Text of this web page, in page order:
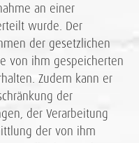
an einer
wurde. Der
der gesetzlichen
von ihm gespeicherten
Zudem kann er
der
der Verarbeitung
der von ihm